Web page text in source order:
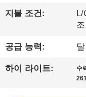
하
공
지불 조건:
공급 능력:
하이 라이트: 수